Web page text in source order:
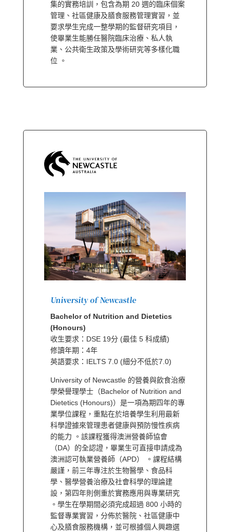
集的實務培訓，包含為期 20 週的臨床個案
管理、社區健康及膳食服務管理實習，並
要求學生完成一整學期的監督研究項目，
使畢業生能勝任醫院臨床治療、私人執
業、公共衛生政策及學術研究等多樣化職
位 。
University of Newcastle
Bachelor of Nutrition and Dietetics
(Honours)
收生要求：DSE 19分 (最佳 5 科成績)
修讀年期：4年
英語要求：IELTS 7.0 (細分不低於7.0)
University of Newcastle 的營養與飲食治療
學榮譽理學士（Bachelor of Nutrition and
Dietetics (Honours)）是一項為期四年的專
業學位課程，重點在於培養學生利用最新
科學證據來管理患者健康與預防慢性疾病
的能力 。該課程獲得澳洲營養師協會
（DA）的全認證，畢業生可直接申請成為
澳洲認可執業營養師（APD） 。課程結構
嚴謹，前三年專注於生物醫學、食品科
學、醫學營養治療及社會科學的理論建
設，第四年則側重於實務應用與專業研究
。學生在學期間必須完成超過 800 小時的
監督專業實習，分佈於醫院、社區健康中
心及膳食服務機構，並可根據個人興趣選